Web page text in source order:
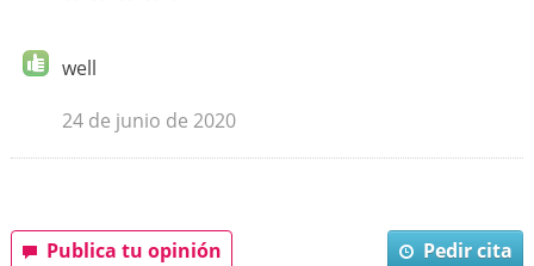
well
24 de junio de 2020
Publica tu opinión Pedir cita